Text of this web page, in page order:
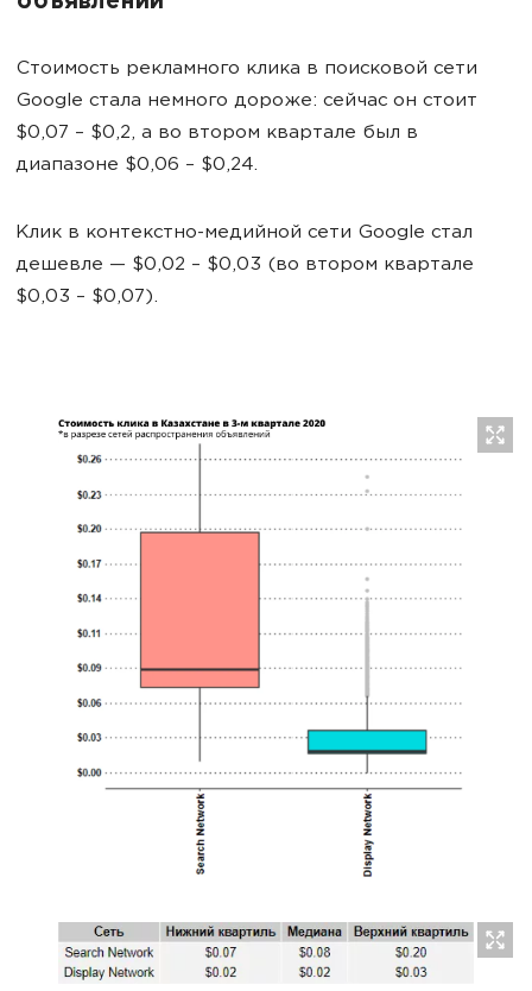
Стоимость рекламного клика в поисковой сети
Google стала немного дороже: сейчас он стоит
$0,07 – $0,2, а во втором квартале был в
диапазоне $0,06 – $0,24.
Клик в контекстно-медийной сети Google стал
дешевле — $0,02 – $0,03 (во втором квартале
$0,03 – $0,07).